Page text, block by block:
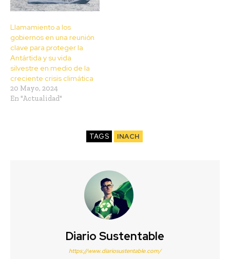
Llamamiento a los
gobiernos en una reunión
clave para proteger la
Antártida y su vida
silvestre en medio de la
creciente crisis climática
20 Mayo, 2024
En "Actualidad"
TAGS INACH
Diario Sustentable
https://www.diariosustentable.com/